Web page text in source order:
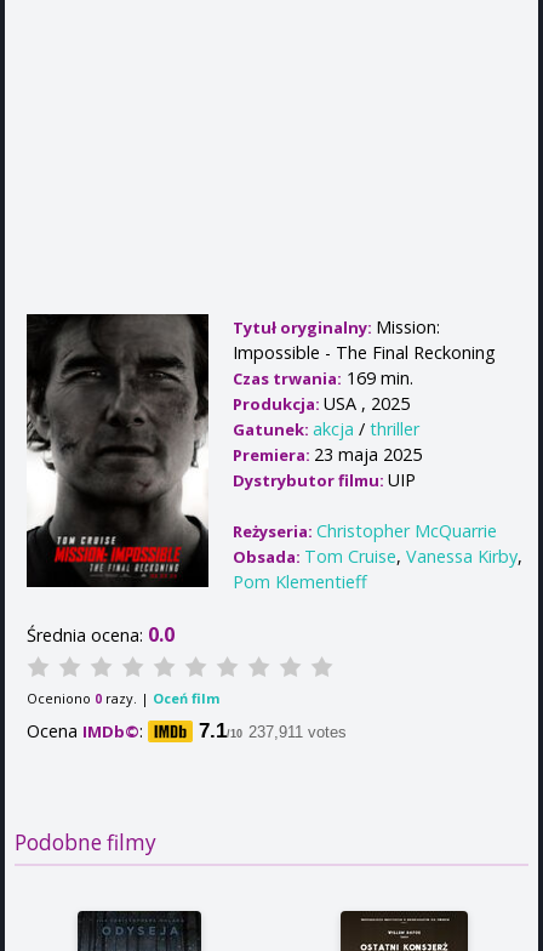
Tytuł oryginalny: Mission:
Impossible - The Final Reckoning
Czas trwania: 169 min.
Produkcja: USA , 2025
Gatunek: akcja / thriller
Premiera: 23 maja 2025
Dystrybutor filmu: UIP
Reżyseria: Christopher McQuarrie
Obsada: Tom Cruise, Vanessa Kirby,
Pom Klementieff
Średnia ocena: 0.0
Oceniono 0 razy. | Oceń film
Ocena IMDb©: 7.1/10 237,911 votes
Podobne filmy